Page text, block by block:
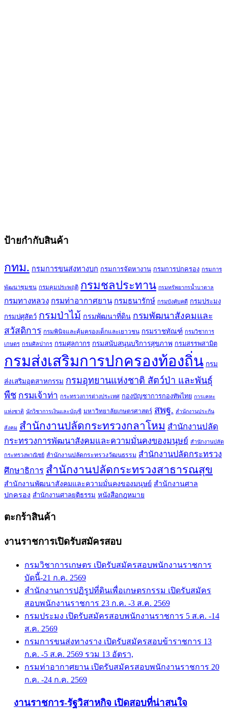
ป้ายกำกับสินค้า
กทม. กรมการขนส่งทางบก กรมการจัดหางาน กรมการปกครอง กรมการ
พัฒนาชุมชน กรมคุมประพฤติ กรมชลประทาน กรมทรัพยากรน้ำบาดาล
กรมทางหลวง กรมท่าอากาศยาน กรมธนารักษ์ กรมบังคับคดี กรมประมง
กรมปศุสัตว์ กรมป่าไม้ กรมพัฒนาที่ดิน กรมพัฒนาสังคมและ
สวัสดิการ กรมพินิจและคุ้มครองเด็กและเยาวชน กรมราชทัณฑ์ กรมวิชาการ
เกษตร กรมศิลปากร กรมศุลกากร กรมสนับสนุนบริการสุขภาพ กรมสรรพสามิต
กรมส่งเสริมการปกครองท้องถิ่น กรม
ส่งเสริมอุตสาหกรรม กรมอุทยานแห่งชาติ สัตว์ป่า และพันธุ์
พืช กรมเจ้าท่า กระทรวงการต่างประเทศ กองบัญชาการกองทัพไทย การเคหะ
แห่งชาติ นักวิชาการเงินและบัญชี มหาวิทยาลัยเกษตรศาสตร์ สพฐ. สำนักงานประกัน
สังคม สำนักงานปลัดกระทรวงกลาโหม สำนักงานปลัด
กระทรวงการพัฒนาสังคมและความมั่นคงของมนุษย์ สำนักงานปลัด
กระทรวงพาณิชย์ สำนักงานปลัดกระทรวงวัฒนธรรม สำนักงานปลัดกระทรวง
ศึกษาธิการ สำนักงานปลัดกระทรวงสาธารณสุข
สำนักงานพัฒนาสังคมและความมั่นคงของมนุษย์ สำนักงานศาล
ปกครอง สำนักงานศาลยุติธรรม หนังสือกฎหมาย
ตะกร้าสินค้า
งานราชการเปิดรับสมัครสอบ
กรมวิชาการเกษตร เปิดรับสมัครสอบพนักงานราชการ
บัดนี้-21 ก.ค. 2569
สำนักงานการปฏิรูปที่ดินเพื่อเกษตรกรรม เปิดรับสมัคร
สอบพนักงานราชการ 23 ก.ค. -3 ส.ค. 2569
กรมประมง เปิดรับสมัครสอบพนักงานราชการ 5 ส.ค. -14
ส.ค. 2569
กรมการขนส่งทางราง เปิดรับสมัครสอบข้าราชการ 13
ก.ค. -5 ส.ค. 2569 รวม 13 อัตรา,
กรมท่าอากาศยาน เปิดรับสมัครสอบพนักงานราชการ 20
ก.ค. -24 ก.ค. 2569
งานราชการ-รัฐวิสาหกิจ เปิดสอบที่น่าสนใจ